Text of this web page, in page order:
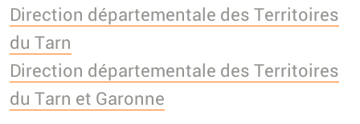
Direction départementale des Territoires
du Tarn
Direction départementale des Territoires
du Tarn et Garonne